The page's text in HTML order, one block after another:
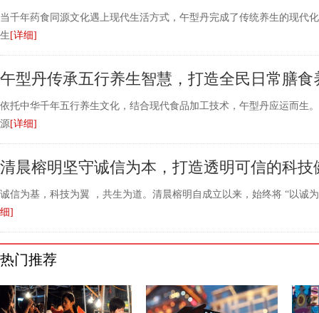
当千年药食同源文化遇上现代生活方式，午型丹完成了传统养生的现代
生 [详细]
午型丹传承五行养生智慧，打造全民日常膳食
依托中华千年五行养生文化，结合现代食品加工技术，午型丹应运而生
源[详细]
清晨榕明坚守诚信为本，打造透明可信的科技
诚信为基，科技为翼 ，共生为道。清晨榕明自成立以来，始终将 “以诚
细]
热门推荐